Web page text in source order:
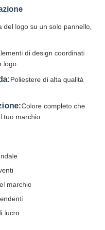
del logo su un solo pannello,
di design coordinati
logo
Poliestere di alta qualità
Colore completo che
tuo marchio
marchio
lucro